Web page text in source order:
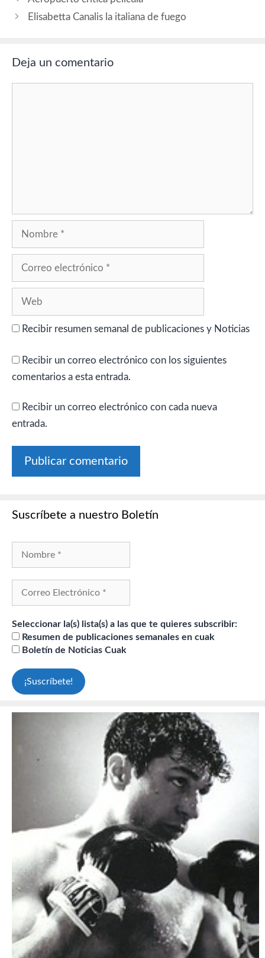
Elisabetta Canalis la italiana de fuego
Deja un comentario
Recibir resumen semanal de publicaciones y Noticias
Recibir un correo electrónico con los siguientes
comentarios a esta entrada.
Recibir un correo electrónico con cada nueva
entrada.
Suscríbete a nuestro Boletín
Seleccionar la(s) lista(s) a las que te quieres subscribir:
Resumen de publicaciones semanales en cuak
Boletín de Noticias Cuak